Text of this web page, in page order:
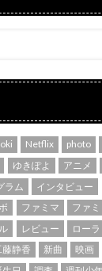
Netflix photo
ゆきぽよ アニメ
ラム インタビュー
ファミマ
ファ
レビュー ローラ
藤静香 新曲 映画